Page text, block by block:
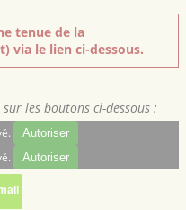
tenue de la
via le lien ci-dessous.
les boutons ci-dessous :
Autoriser
Autoriser